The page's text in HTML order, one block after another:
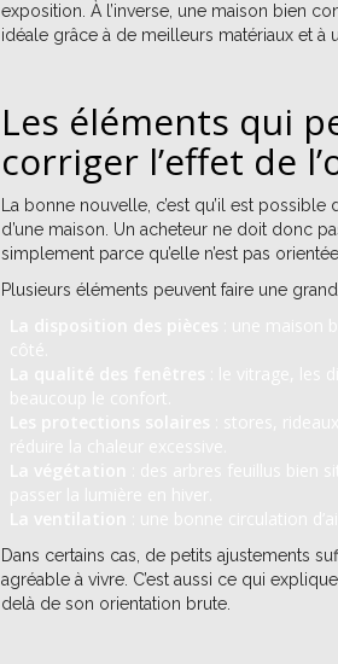
exposition. À l’inverse, une maison bien
idéale grâce à de meilleurs matériaux et à
Les éléments qui
corriger l’effet de
La bonne nouvelle, c’est qu’il est
d’une maison. Un acheteur ne doit donc
simplement parce qu’elle n’est pas
Plusieurs éléments peuvent faire une
Dans certains cas, de petits ajustements
agréable à vivre. C’est aussi ce qui
delà de son orientation brute.